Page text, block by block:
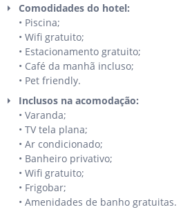
Comodidades do hotel:
• Piscina;
• Wifi gratuito;
• Estacionamento gratuito;
• Café da manhã incluso;
• Pet friendly.
Inclusos na acomodação:
• Varanda;
• TV tela plana;
• Ar condicionado;
• Banheiro privativo;
• Wifi gratuito;
• Frigobar;
• Amenidades de banho gratuitas.